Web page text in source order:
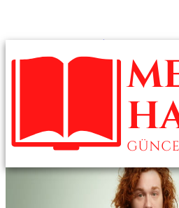
Liste)
En İyi Saç Ekim Merkezleri 2025 –
Paketler ve Klinik İncelemeleri
En İyi 10 Saç Ekim Merkezi ve
Kök Hücreli Saç Ekimi Nedir?
Türkiye’nin En İyi 3 Saç Ekim